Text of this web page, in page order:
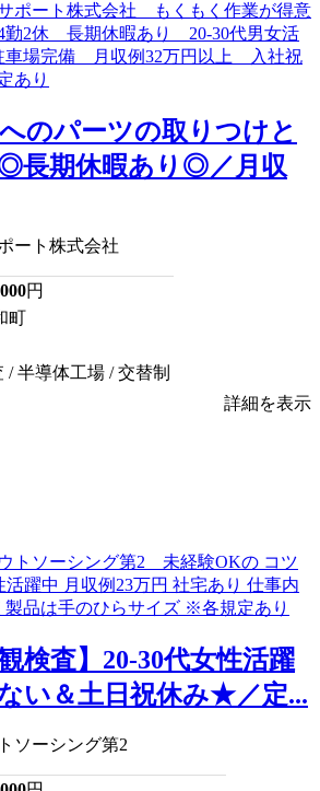
のパーツの取りつけと
長期休暇あり◎／月収
ート株式会社
円
町
/ 半導体工場 / 交替制
詳細を表示
検査】20-30代女性活躍
い＆土日祝休み★／定...
ソーシング第2